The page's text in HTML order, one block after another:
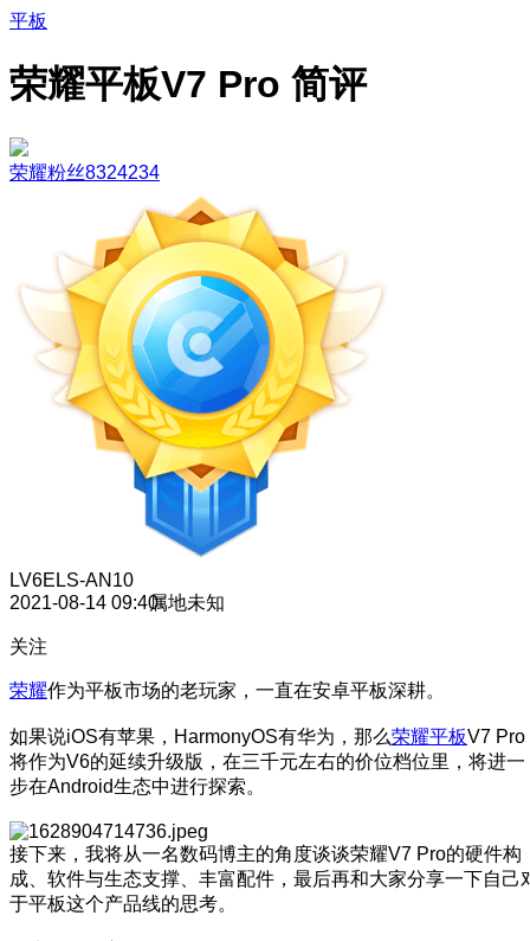
平板
荣耀平板V7 Pro 简评
荣耀粉丝8324234
LV6ELS-AN10
2021-08-14 09:40属地未知
关注
荣耀作为平板市场的老玩家，一直在安卓平板深耕。
如果说iOS有苹果，HarmonyOS有华为，那么荣耀平板V7 Pro
将作为V6的延续升级版，在三千元左右的价位档位里，将进一
步在Android生态中进行探索。
接下来，我将从一名数码博主的角度谈谈荣耀V7 Pro的硬件构
成、软件与生态支撑、丰富配件，最后再和大家分享一下自己
于平板这个产品线的思考。